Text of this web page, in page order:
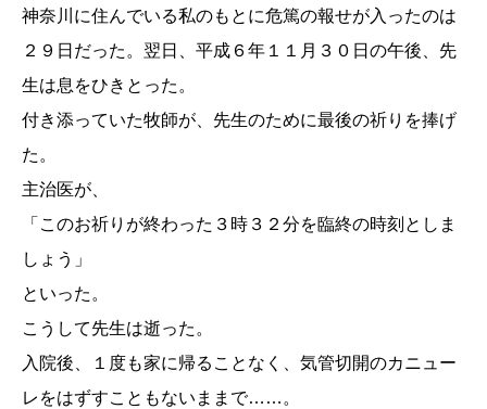
神奈川に住んでいる私のもとに危篤の報せが入ったのは
２９日だった。翌日、平成６年１１月３０日の午後、先
生は息をひきとった。
付き添っていた牧師が、先生のために最後の祈りを捧げ
た。
主治医が、
「このお祈りが終わった３時３２分を臨終の時刻としま
しょう」
といった。
こうして先生は逝った。
入院後、１度も家に帰ることなく、気管切開のカニュー
レをはずすこともないままで……。